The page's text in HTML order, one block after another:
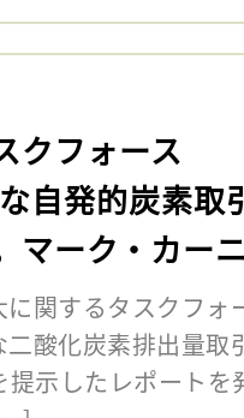
クフォース
自発的炭素取
マーク・カー
関するタスクフォ
酸化炭素排出量
示したレポートを